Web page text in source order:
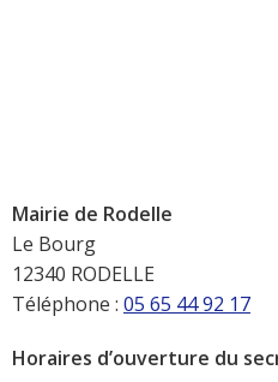
Mairie de Rodelle
Le Bourg
12340 RODELLE
Téléphone : 05 65 44 92 17
Horaires d’ouverture du